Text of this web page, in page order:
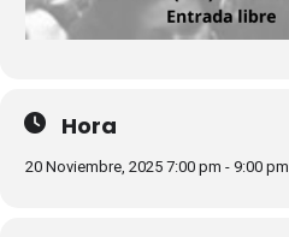
Hora
20 Noviembre, 2025 7:00 pm - 9:00 pm